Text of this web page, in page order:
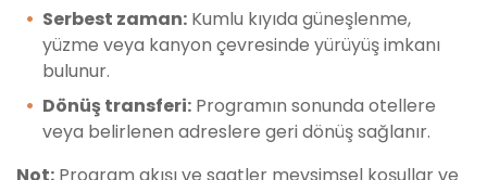
Serbest zaman: Kumlu kıyıda güneşlenme,
yüzme veya kanyon çevresinde yürüyüş imkanı
bulunur.
Dönüş transferi: Programın sonunda otellere
veya belirlenen adreslere geri dönüş sağlanır.
Not: Program akışı ve saatler mevsimsel koşullar ve